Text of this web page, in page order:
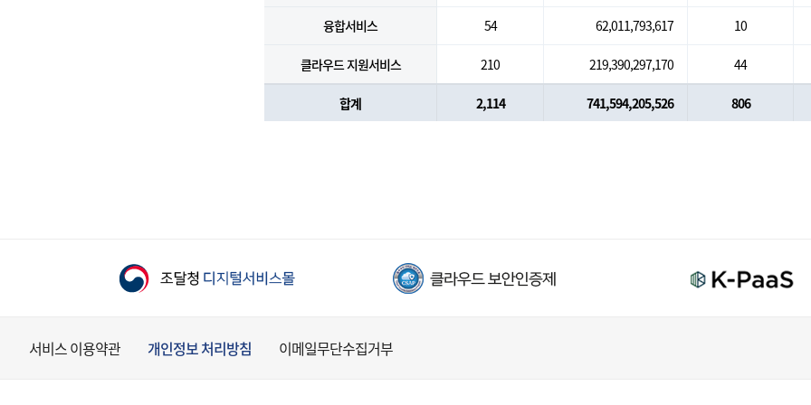
융합서비스 54 62,011,793,617 10
클라우드 지원서비스 210 219,390,297,170 44
합계 2,114 741,594,205,526 806
서비스 이용약관 개인정보 처리방침 이메일무단수집거부